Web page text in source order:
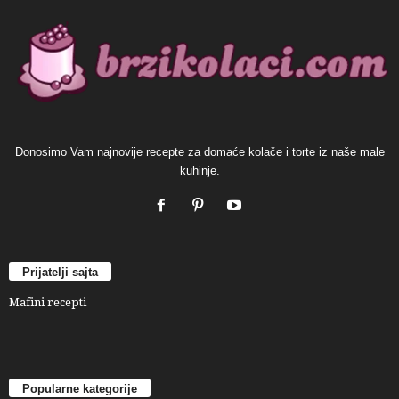
Donosimo Vam najnovije recepte za domaće kolače i torte iz naše male
kuhinje.
Prijatelji sajta
Mafini recepti
Popularne kategorije